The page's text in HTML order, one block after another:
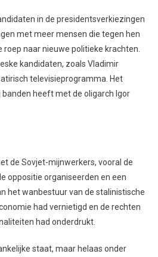
in de presidentsverkiezingen
met meer mensen die tegen hen
roep naar nieuwe politieke krachten.
kandidaten, zoals Vladimir
televisieprogramma. Het
heeft met de oligarch Igor
de Sovjet-mijnwerkers, vooral de
oppositie organiseerden en een
het wanbestuur van de stalinistische
had vernietigd en de rechten
had onderdrukt.
staat, maar helaas onder